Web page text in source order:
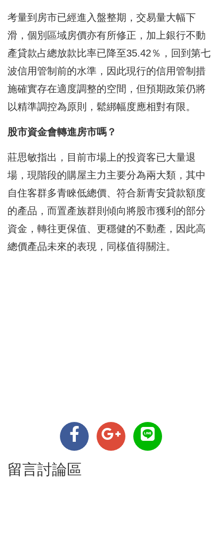
考量到房市已經進入盤整期，交易量大幅下
滑，個別區域房價亦有所修正，加上銀行不動
產貸款占總放款比率已降至35.42％，回到第七
波信用管制前的水準，因此現行的信用管制措
施確實存在適度調整的空間，但預期政策仍將
以精準調控為原則，鬆綁幅度應相對有限。
股市資金會轉進房市嗎？
莊思敏指出，目前市場上的投資客已大量退
場，現階段的購屋主力主要分為兩大類，其中
自住客群多青睞低總價、符合新青安貸款額度
的產品，而置產族群則傾向將股市獲利的部分
資金，轉往更保值、更穩健的不動產，因此高
總價產品未來的表現，同樣值得關注。
留言討論區